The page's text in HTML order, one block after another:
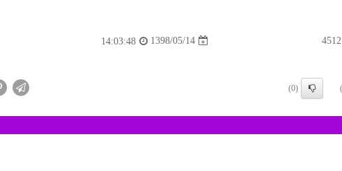
4512
1398/05/14
14:03:48
(0)